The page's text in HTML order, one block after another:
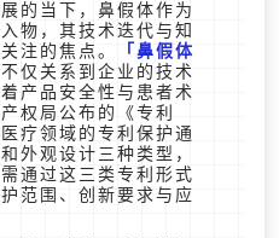
的当下，鼻假体作为
物，其技术迭代与知
注的焦点。
鼻假体
仅关系到企业的技术
产品安全性与患者术
权局公布的《专利
疗领域的专利保护通
外观设计三种类型，
通过这三类专利形式
范围、创新要求与应